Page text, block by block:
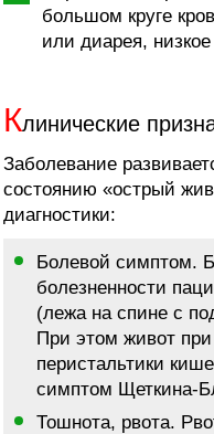
большом круге
или диарея,
Клинические
Заболевание
состоянию «острый
диагностики:
Болевой симптом.
болезненности
(лежа на спине с
При этом живот при
перистальтики
симптом Щеткина-
Тошнота, рвота.